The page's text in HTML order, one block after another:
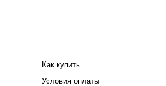
Как купить
Условия оплаты